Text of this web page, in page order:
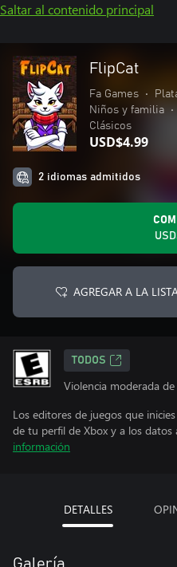
Saltar al contenido principal
FlipCat
Fa Games •
Niños y familia
•
Clásicos
USD$4.99
2 idiomas admitidos
AGREGAR A LA
TODOS
Violencia moderada
Los editores de juegos que
de tu perfil de Xbox y a los datos
información
DETALLES
Galería